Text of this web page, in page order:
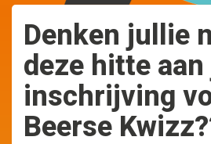
Denken jullie
deze hitte
inschrijving
Beerse